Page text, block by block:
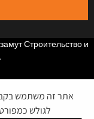
Строительство и
לגולש